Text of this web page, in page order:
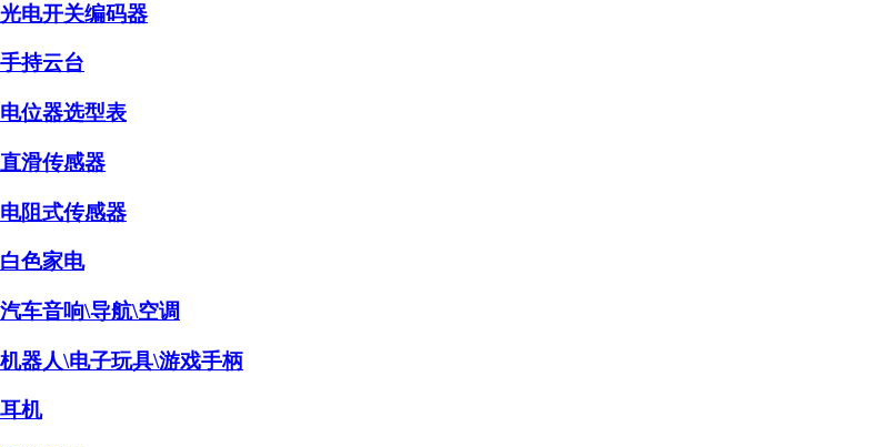
光电开关编码器
手持云台
电位器选型表
直滑传感器
电阻式传感器
白色家电
汽车音响\导航\空调
机器人\电子玩具\游戏手柄
耳机